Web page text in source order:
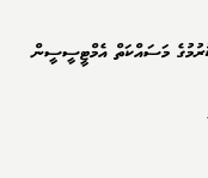
މަސައްކަތް އެމްޓީސީސީން